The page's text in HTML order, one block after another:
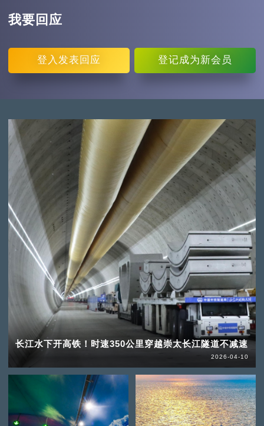
我要回应
登入 发表回应 登记成为新会员
长江水下开高铁！时速350公里穿越崇太长江隧道不减速
2026-04-10